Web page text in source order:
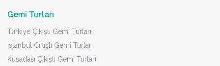
Gemi Turları
Türkiye Çıkışlı Gemi Turları
İstanbul Çıkışlı Gemi Turları
Kuşadası Çıkışlı Gemi Turları